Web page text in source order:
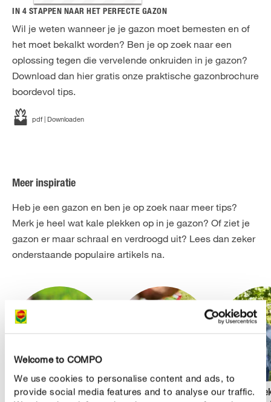
Welcome to COMPO
We use cookies to personalise content and ads, to
provide social media features and to analyse our traffic.
IN 4 STAPPEN NAAR HET PERFECTE GAZON
Wil je weten wanneer je je gazon moet bemesten en of
het moet bekalkt worden? Ben je op zoek naar een
oplossing tegen die vervelende onkruiden in je gazon?
Download dan hier gratis onze praktische gazonbrochure
boordevol tips.
pdf | Downloaden
Meer inspiratie
Heb je een gazon en ben je op zoek naar meer tips?
Merk je heel wat kale plekken op in je gazon? Of ziet je
gazon er maar schraal en verdroogd uit? Lees dan zeker
onderstaande populaire artikels na.
Een nieuw gazon
De 5 meest gemaakte
Gazon